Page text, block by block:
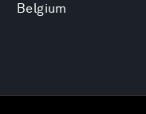
Belgium